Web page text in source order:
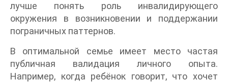
лучше понять роль инвалидирующего
окружения в возникновении и поддержании
пограничных паттернов.
В оптимальной семье имеет место частая
публичная валидация личного опыта.
Например, когда ребёнок говорит, что хочет